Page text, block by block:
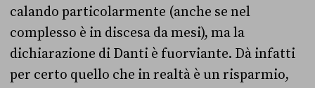
calando particolarmente (anche se nel
complesso è in discesa da mesi), ma la
dichiarazione di Danti è fuorviante. Dà infatti
per certo quello che in realtà è un risparmio,